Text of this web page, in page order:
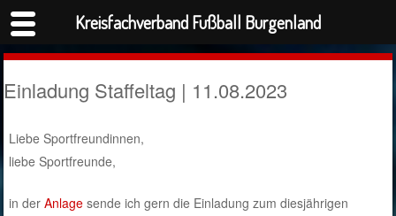
Einladung Staffeltag | 11.08.2023
Liebe Sportfreundinnen,
liebe Sportfreunde,
in derAnlage sende ich gern die Einladung zum diesjährigen
Kreisfachverband Fußball Burgenland